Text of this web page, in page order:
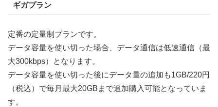
ギガプラン
定番の定量制プランです。
データ容量を使い切った場合、データ通信は低速通信（最
大300kbps）となります。
データ容量を使い切った後にデータ量の追加も1GB/220円
（税込）で毎月最大20GBまで追加購入可能となっていま
す。